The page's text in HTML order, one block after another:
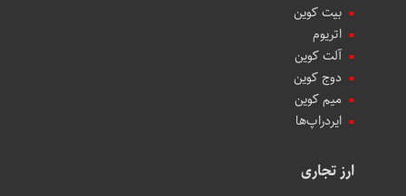
بیت کوین
اتریوم
آلت کوین
دوج کوین
میم کوین‌
ایردراپ‌ها
ارز تجاری